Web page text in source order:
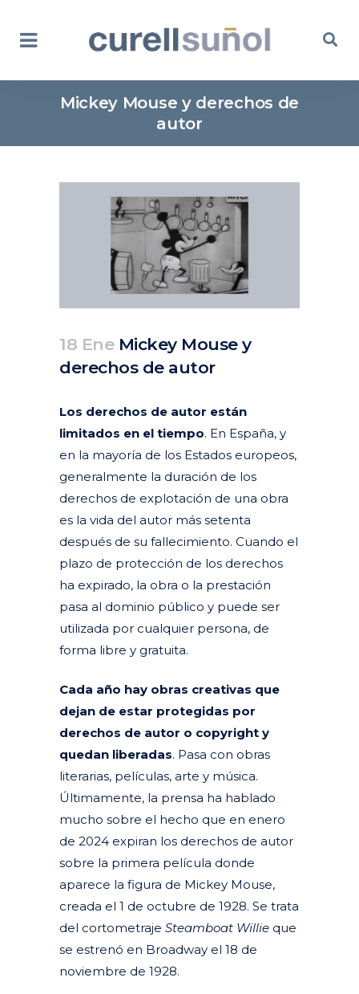
Mickey Mouse y derechos de
autor
18 EneMickey Mouse y
derechos de autor
Los derechos de autor están
limitados en el tiempo. En España, y
en la mayoría de los Estados europeos,
generalmente la duración de los
derechos de explotación de una obra
es la vida del autor más setenta
después de su fallecimiento. Cuando el
plazo de protección de los derechos
ha expirado, la obra o la prestación
pasa al dominio público y puede ser
utilizada por cualquier persona, de
forma libre y gratuita.
Cada año hay obras creativas que
dejan de estar protegidas por
derechos de autor o copyright y
quedan liberadas. Pasa con obras
literarias, películas, arte y música.
Últimamente, la prensa ha hablado
mucho sobre el hecho que en enero
de 2024 expiran los derechos de autor
sobre la primera película donde
aparece la figura de Mickey Mouse,
creada el 1 de octubre de 1928. Se trata
del cortometraje Steamboat Willie que
se estrenó en Broadway el 18 de
noviembre de 1928.